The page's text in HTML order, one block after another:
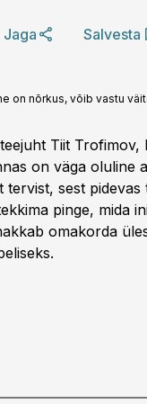
Jaga Salvesta
on nõrkus, võib vastu
Tiit
on väga oluline
tervist, sest
pinge, mida
omakorda